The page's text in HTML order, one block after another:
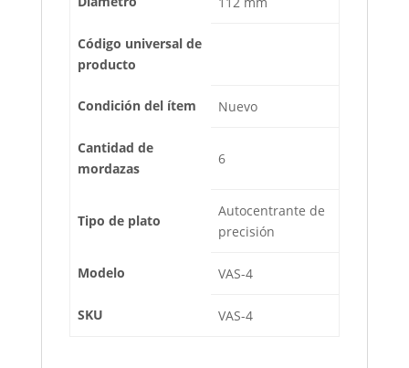
Código universal de
producto
Condición del ítem Nuevo
Cantidad de
mordazas
6
Tipo de plato
Autocentrante de
precisión
Modelo VAS-4
SKU VAS-4